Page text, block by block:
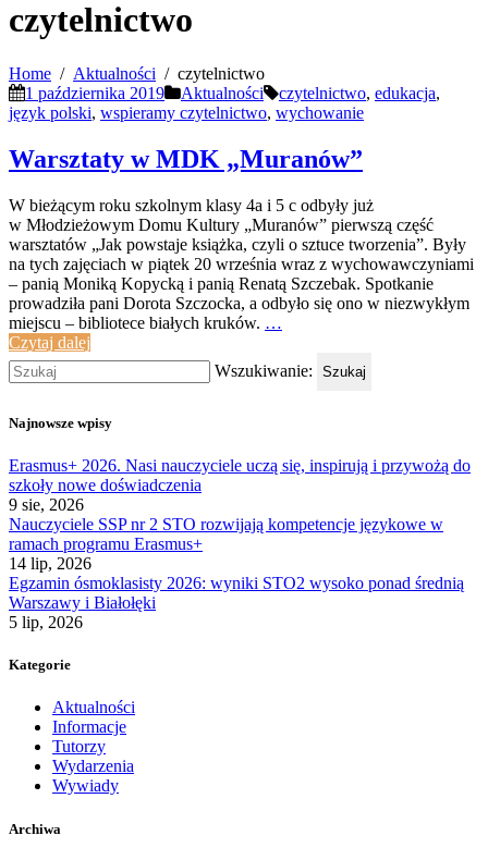
czytelnictwo
Home Aktualności
czytelnictwo
1 października 2019
Aktualności czytelnictwo, edukacja,
język polski, wspieramy czytelnictwo, wychowanie
Warsztaty w MDK „Muranów”
W bieżącym roku szkolnym klasy 4a i 5 c odbyły już
w Młodzieżowym Domu Kultury „Muranów” pierwszą część
warsztatów „Jak powstaje książka, czyli o sztuce tworzenia”. Były
na tych zajęciach w piątek 20 września wraz z wychowawczyniami
– panią Moniką Kopycką i panią Renatą Szczebak. Spotkanie
prowadziła pani Dorota Szczocka, a odbyło się ono w niezwykłym
miejscu – bibliotece białych kruków. …
Czytaj dalej
Wszukiwanie:
Szukaj
Najnowsze wpisy
Erasmus+ 2026. Nasi nauczyciele uczą się, inspirują i przywożą do
szkoły nowe doświadczenia
9 sie, 2026
Nauczyciele SSP nr 2 STO rozwijają kompetencje językowe w
ramach programu Erasmus+
14 lip, 2026
Egzamin ósmoklasisty 2026: wyniki STO2 wysoko ponad średnią
Warszawy i Białołęki
5 lip, 2026
Kategorie
Aktualności
Informacje
Tutorzy
Wydarzenia
Wywiady
Archiwa